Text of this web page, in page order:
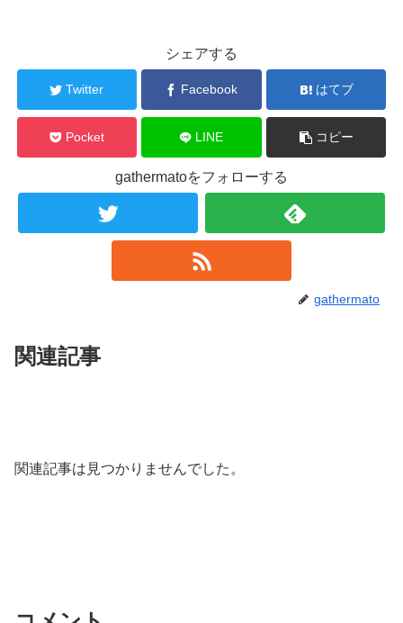
シェアする
Twitter Facebook はてブ
Pocket LINE コピー
gathermatoをフォローする
gathermato
関連記事
関連記事は見つかりませんでした。